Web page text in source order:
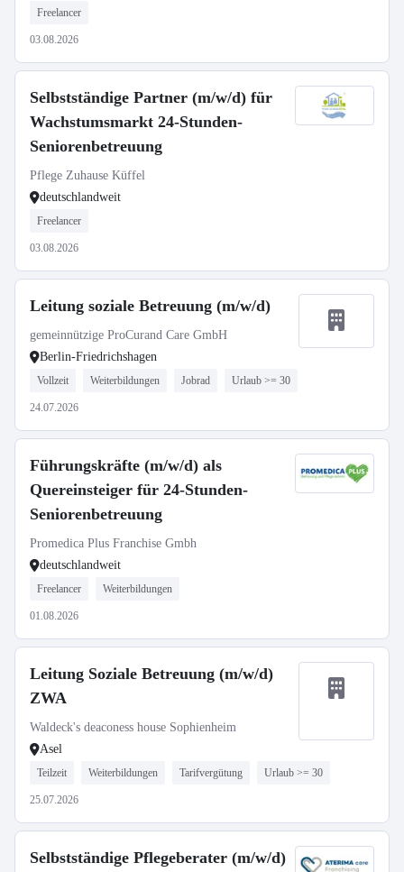
Freelancer
03.08.2026
Selbstständige Partner (m/w/d) für
Wachstumsmarkt 24-Stunden-
Seniorenbetreuung
Pflege Zuhause Küffel
deutschlandweit
Freelancer
03.08.2026
Leitung soziale Betreuung (m/w/d)
gemeinnützige ProCurand Care GmbH
Berlin-Friedrichshagen
Vollzeit Weiterbildungen Jobrad Urlaub >= 30
24.07.2026
Führungskräfte (m/w/d) als
Quereinsteiger für 24-Stunden-
Seniorenbetreuung
Promedica Plus Franchise Gmbh
deutschlandweit
Freelancer Weiterbildungen
01.08.2026
Leitung Soziale Betreuung (m/w/d)
ZWA
Waldeck's deaconess house Sophienheim
Asel
Teilzeit Weiterbildungen Tarifvergütung Urlaub >= 30
25.07.2026
Selbstständige Pflegeberater (m/w/d)